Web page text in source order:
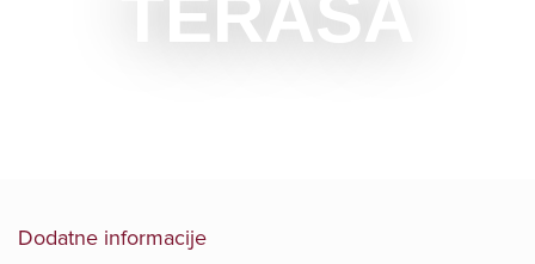
TERASA
Dodatne informacije